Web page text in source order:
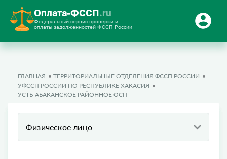
Оплата-ФССП.ru
Федеральный сервис проверки и
оплаты задолженностей ФССП России
ГЛАВНАЯ
ТЕРРИТОРИАЛЬНЫЕ ОТДЕЛЕНИЯ ФССП РОССИИ
УФССП РОССИИ ПО РЕСПУБЛИКЕ ХАКАСИЯ
УСТЬ-АБАКАНСКОЕ РАЙОННОЕ ОСП
Физическое лицо